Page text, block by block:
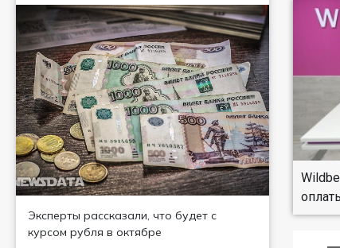
Эксперты рассказали, что будет с
курсом рубля в октябре